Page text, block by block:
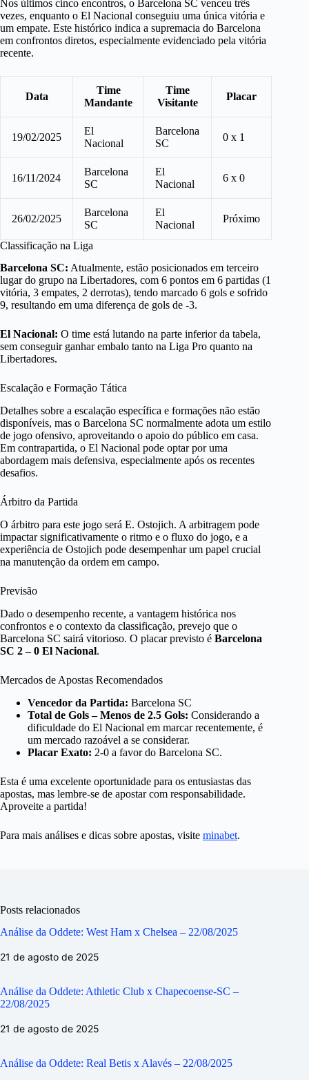
Nos últimos cinco encontros, o Barcelona SC venceu três
vezes, enquanto o El Nacional conseguiu uma única vitória e
um empate. Este histórico indica a supremacia do Barcelona
em confrontos diretos, especialmente evidenciado pela vitória
recente.
Data
Time
Mandante
Time
Visitante
Placar
19/02/2025
El
Nacional
Barcelona
SC
0 x 1
16/11/2024
Barcelona
SC
El
Nacional
6 x 0
26/02/2025
Barcelona
SC
El
Nacional
Próximo
Classificação na Liga
Barcelona SC: Atualmente, estão posicionados em terceiro
lugar do grupo na Libertadores, com 6 pontos em 6 partidas (1
vitória, 3 empates, 2 derrotas), tendo marcado 6 gols e sofrido
9, resultando em uma diferença de gols de -3.
El Nacional: O time está lutando na parte inferior da tabela,
sem conseguir ganhar embalo tanto na Liga Pro quanto na
Libertadores.
Escalação e Formação Tática
Detalhes sobre a escalação específica e formações não estão
disponíveis, mas o Barcelona SC normalmente adota um estilo
de jogo ofensivo, aproveitando o apoio do público em casa.
Em contrapartida, o El Nacional pode optar por uma
abordagem mais defensiva, especialmente após os recentes
desafios.
Árbitro da Partida
O árbitro para este jogo será E. Ostojich. A arbitragem pode
impactar significativamente o ritmo e o fluxo do jogo, e a
experiência de Ostojich pode desempenhar um papel crucial
na manutenção da ordem em campo.
Previsão
Dado o desempenho recente, a vantagem histórica nos
confrontos e o contexto da classificação, prevejo que o
Barcelona SC sairá vitorioso. O placar previsto é Barcelona
SC 2 – 0 El Nacional.
Mercados de Apostas Recomendados
Vencedor da Partida: Barcelona SC
Total de Gols – Menos de 2.5 Gols: Considerando a
dificuldade do El Nacional em marcar recentemente, é
um mercado razoável a se considerar.
Placar Exato: 2-0 a favor do Barcelona SC.
Esta é uma excelente oportunidade para os entusiastas das
apostas, mas lembre-se de apostar com responsabilidade.
Aproveite a partida!
Para mais análises e dicas sobre apostas, visite minabet.
Posts relacionados
Análise da Oddete: West Ham x Chelsea – 22/08/2025
21 de agosto de 2025
Análise da Oddete: Athletic Club x Chapecoense-SC –
22/08/2025
21 de agosto de 2025
Análise da Oddete: Real Betis x Alavés – 22/08/2025